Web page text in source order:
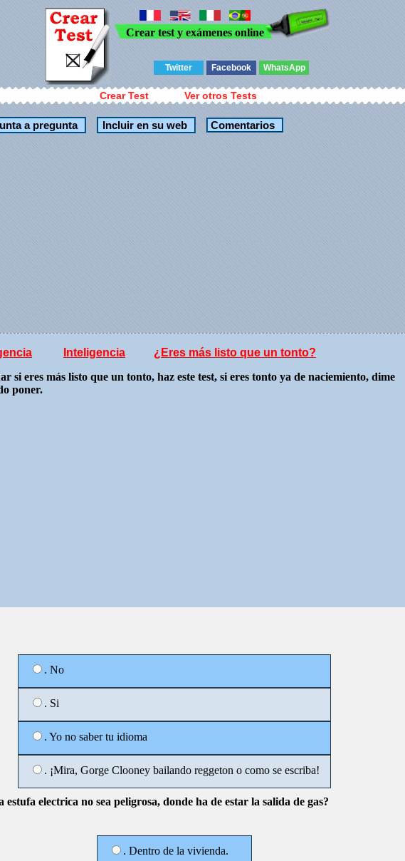
Crear test y exámenes online
Twitter Facebook WhatsApp
Crear Test Ver otros Tests
Comentarios
Inteligencia
¿Eres más listo que un tonto?
si eres más listo que un tonto, haz este test, si eres tonto ya de naciemiento, dime
poner.
. No
. Si
. Yo no saber tu idioma
. ¡Mira, Gorge Clooney bailando reggeton o como se escriba!
estufa electrica no sea peligrosa, donde ha de estar la salida de gas?
. Dentro de la vivienda.